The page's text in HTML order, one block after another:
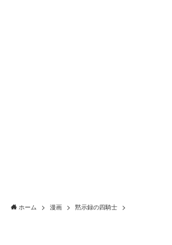
ホーム 漫画 黙示録の四騎士